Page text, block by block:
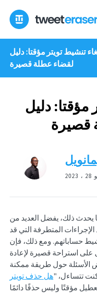
إلى
المحتوى
تنشيط تويتر مؤقتا: دليل
لقضاء عطلة قصيرة
مؤقتا: دليل
قصيرة
يحدث ذلك، يفضل العديد من
الإجراءات المتطرفة التي قد
حساباتهم. ومع ذلك، فإن
استراحة قصيرة لإعادة
الأسئلة حول طريقة ممكنة
كنت تتساءل، "هل حذف تويتر